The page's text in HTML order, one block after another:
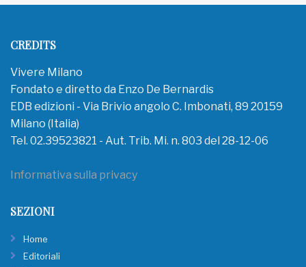
CREDITS
Vivere Milano
Fondato e diretto da Enzo De Bernardis
EDB edizioni - Via Brivio angolo C. Imbonati, 89 20159
Milano (Italia)
Tel. 02.39523821 - Aut. Trib. Mi. n. 803 del 28-12-06
Informativa sulla privacy
SEZIONI
Home
Editoriali